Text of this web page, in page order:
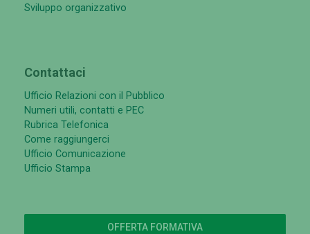
Sviluppo organizzativo
Contattaci
Ufficio Relazioni con il Pubblico
Numeri utili, contatti e PEC
Rubrica Telefonica
Come raggiungerci
Ufficio Comunicazione
Ufficio Stampa
OFFERTA FORMATIVA